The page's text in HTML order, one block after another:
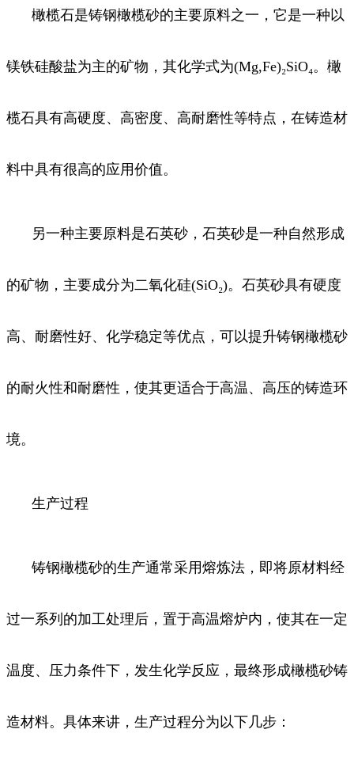
橄榄石是铸钢橄榄砂的主要原料之一，它是一种以
镁铁硅酸盐为主的矿物，其化学式为(Mg,Fe)₂SiO₄。橄
榄石具有高硬度、高密度、高耐磨性等特点，在铸造材
料中具有很高的应用价值。
另一种主要原料是石英砂，石英砂是一种自然形成
的矿物，主要成分为二氧化硅(SiO₂)。石英砂具有硬度
高、耐磨性好、化学稳定等优点，可以提升铸钢橄榄砂
的耐火性和耐磨性，使其更适合于高温、高压的铸造环
境。
生产过程
铸钢橄榄砂的生产通常采用熔炼法，即将原材料经
过一系列的加工处理后，置于高温熔炉内，使其在一定
温度、压力条件下，发生化学反应，最终形成橄榄砂铸
造材料。具体来讲，生产过程分为以下几步：